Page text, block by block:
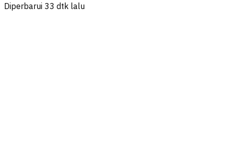
Diperbarui 33 dtk lalu